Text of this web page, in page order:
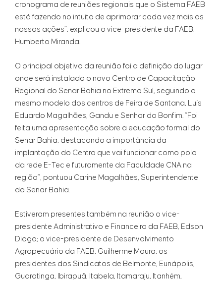
cronograma de reuniões regionais que o Sistema FAEB
está fazendo no intuito de aprimorar cada vez mais as
nossas ações”, explicou o vice-presidente da FAEB,
Humberto Miranda.
O principal objetivo da reunião foi a definição do lugar
onde será instalado o novo Centro de Capacitação
Regional do Senar Bahia no Extremo Sul, seguindo o
mesmo modelo dos centros de Feira de Santana, Luís
Eduardo Magalhães, Gandu e Senhor do Bonfim. “Foi
feita uma apresentação sobre a educação formal do
Senar Bahia, destacando a importância da
implantação do Centro que vai funcionar como polo
da rede E-Tec e futuramente da Faculdade CNA na
região”, pontuou Carine Magalhães, Superintendente
do Senar Bahia.
Estiveram presentes também na reunião o vice-
presidente Administrativo e Financeiro da FAEB, Edson
Diogo; o vice-presidente de Desenvolvimento
Agropecuário da FAEB, Guilherme Moura; os
presidentes dos Sindicatos de Belmonte, Eunápolis,
Guaratinga, Ibirapuã, Itabela, Itamaraju, Itanhém,